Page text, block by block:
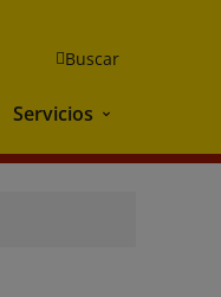
Buscar
Servicios Servicios